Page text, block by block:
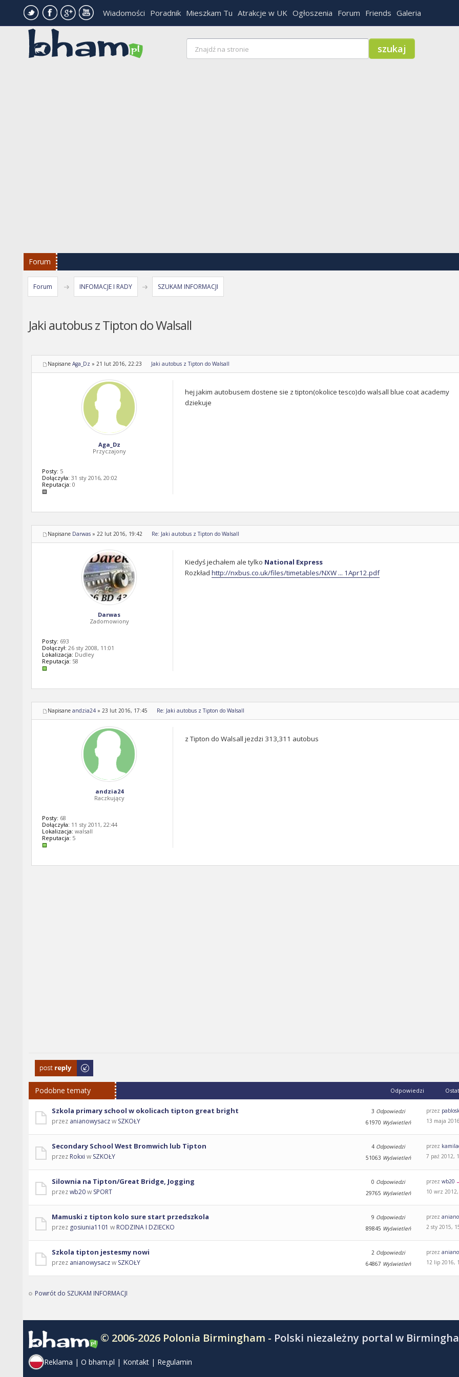
Wiadomości Poradnik Mieszkam Tu Atrakcje w UK Ogłoszenia Forum Friends Galeria
Forum
Forum INFOMACJE I RADY SZUKAM INFORMACJI
Jaki autobus z Tipton do Walsall
Napisane Aga_Dz » 21 lut 2016, 22:23 Jaki autobus z Tipton do Walsall
hej jakim autobusem dostene sie z tipton(okolice tesco)do walsall blue coat academy
dziekuje
Aga_Dz
Przyczajony
Posty: 5
Dołączyła: 31 sty 2016, 20:02
Reputacja: 0
Napisane Darwas » 22 lut 2016, 19:42 Re: Jaki autobus z Tipton do Walsall
Kiedyś jechałem ale tylko National Express
Rozkład http://nxbus.co.uk/files/timetables/NXW ... 1Apr12.pdf
Darwas
Zadomowiony
Posty: 693
Dołączył: 26 sty 2008, 11:01
Lokalizacja: Dudley
Reputacja: 58
Napisane andzia24 » 23 lut 2016, 17:45 Re: Jaki autobus z Tipton do Walsall
z Tipton do Walsall jezdzi 313,311 autobus
andzia24
Raczkujący
Posty: 68
Dołączyła: 11 sty 2011, 22:44
Lokalizacja: walsall
Reputacja: 5
Odpowiedz
Podobne tematy Odpowiedzi
Szkola primary school w okolicach tipton great bright
przez anianowysaczw SZKOŁY
3 Odpowiedzi
61970 Wyświetleń
przez
13 maja
Secondary School West Bromwich lub Tipton
przez Rokxi w SZKOŁY
4 Odpowiedzi
51063 Wyświetleń
przez
7 paź 2012,
Silownia na Tipton/Great Bridge, Jogging
przezwb20w SPORT
0 Odpowiedzi
29765 Wyświetleń
przezwb20
10 wrz
Mamuski z tipton kolo sure start przedszkola
przez gosiunia1101 w RODZINA I DZIECKO
9 Odpowiedzi
89845 Wyświetleń
przez
2 sty 2015,
Szkola tipton jestesmy nowi
przez anianowysaczw SZKOŁY
2 Odpowiedzi
64867 Wyświetleń
przez
12 lip 2016,
Powrót do SZUKAM INFORMACJI
© 2006-2026 Polonia Birmingham - Polski niezależny portal w
Reklama | O bham.pl | Kontakt | Regulamin